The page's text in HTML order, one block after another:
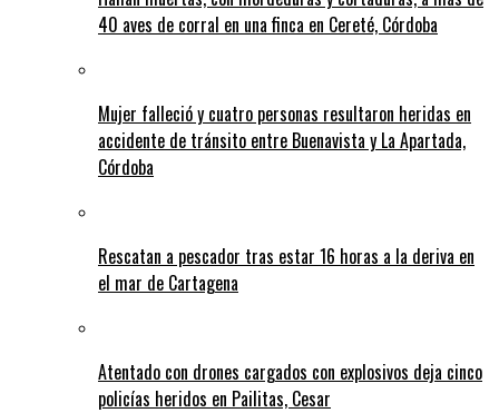
40 aves de corral en una finca en Cereté, Córdoba
Mujer falleció y cuatro personas resultaron heridas en
accidente de tránsito entre Buenavista y La Apartada,
Córdoba
Rescatan a pescador tras estar 16 horas a la deriva en
el mar de Cartagena
Atentado con drones cargados con explosivos deja cinco
policías heridos en Pailitas, Cesar